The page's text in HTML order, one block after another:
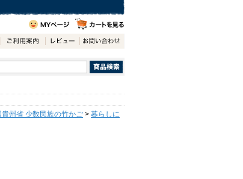
貴州省 少数民族の竹かご > 暮らしに